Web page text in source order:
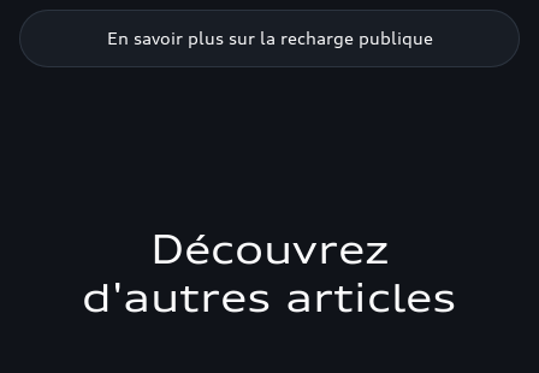
En savoir plus sur la recharge publique
Découvrez
d'autres articles